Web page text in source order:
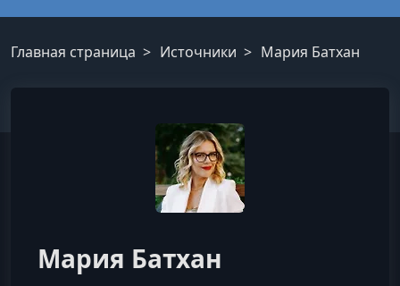
Главная страница Источники Мария Батхан
Мария Батхан